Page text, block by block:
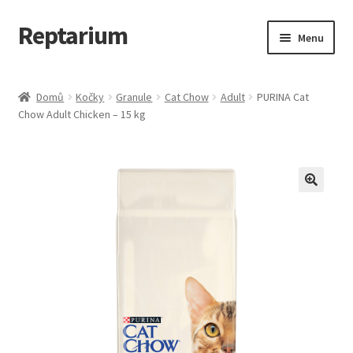
Přeskočit
na
Přejít
k
webu
Reptarium Menu
Košík
Domů Kočky Granule Cat Chow Adult
PURINA Cat
Chow Adult Chicken – 15 kg